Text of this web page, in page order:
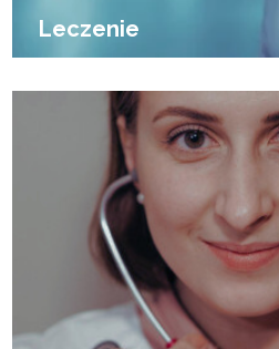
Leczenie